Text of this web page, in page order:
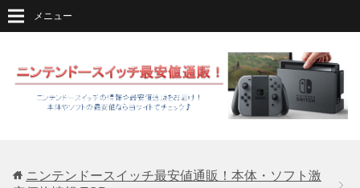
メニュー
ニンテンドースイッチ最安値通販！本体・ソフト激